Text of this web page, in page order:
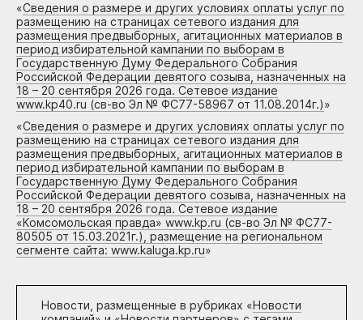
«Сведения о размере и других условиях оплаты услуг по
размещению на страницах сетевого издания для
размещения предвыборных, агитационных материалов в
период избирательной кампании по выборам в
Государственную Думу Федерального Собрания
Российской Федерации девятого созыва, назначенных на
18 – 20 сентября 2026 года. Сетевое издание
www.kp40.ru (св-во Эл № ФС77-58967 от 11.08.2014г.)»
«Сведения о размере и других условиях оплаты услуг по
размещению на страницах сетевого издания для
размещения предвыборных, агитационных материалов в
период избирательной кампании по выборам в
Государственную Думу Федерального Собрания
Российской Федерации девятого созыва, назначенных на
18 – 20 сентября 2026 года. Сетевое издание
«Комсомольская правда» www.kp.ru (св-во Эл № ФС77-
80505 от 15.03.2021г.), размещение на региональном
сегменте сайта: www.kaluga.kp.ru»
Новости, размещенные в рубриках «Новости